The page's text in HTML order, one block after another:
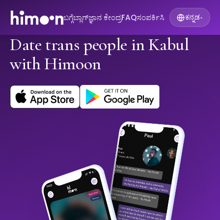
ಬಗ್ಗೆಬ್ಲಾಗ್ಜ್ಞಾನ ಕೇಂದ್ರFAQಸಂಪರ್ಕಿಸಿ ಕನ್ನಡ▾
Date trans people in Kabul
with Himoon